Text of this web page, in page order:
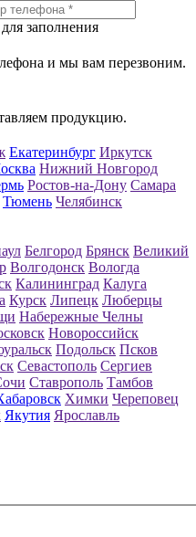
заполнения
и мы вам перезвоним.
продукцию.
Екатеринбург Иркутск
Нижний Новгород
Ростов-на-Дону Самара
Тюмень Челябинск
Белгород Брянск Великий
Волгодонск Вологда
Калининград Калуга
Курск Липецк Люберцы
Набережные Челны
Новороссийск
Подольск Псков
Севастополь Сергиев
Ставрополь Тамбов
Химки Череповец
Якутия Ярославль